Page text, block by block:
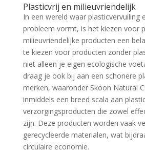
Plasticvrij en milieuvriendelijk
In een wereld waar plasticvervuiling
probleem vormt, is het kiezen voor
milieuvriendelijke producten een
te kiezen voor producten zonder
niet alleen je eigen ecologische
draag je ook bij aan een schonere
merken, waaronder Skoon Natural
inmiddels een breed scala aan
verzorgingsproducten die zowel
zijn. Deze producten worden vaak
gerecycleerde materialen, wat
circulaire economie.